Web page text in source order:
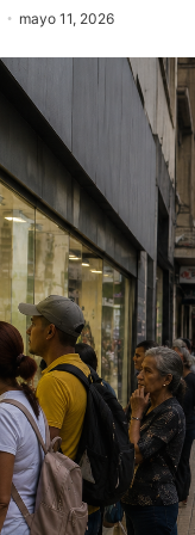
mayo 11, 2026